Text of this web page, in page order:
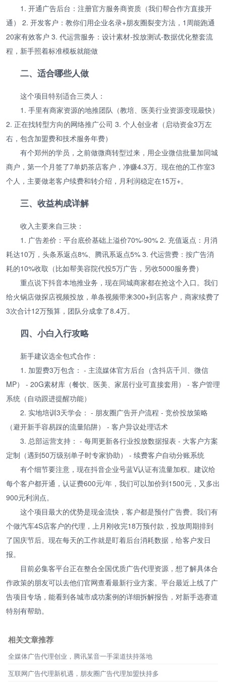
1. 开通广告后台：注册官方服务商资质（我们帮合作方直接开
通） 2. 开发客户：教你们用企业名录+朋友圈裂变方法，1周能跑通
20家有效客户 3. 代运营服务：设计素材-投放测试-数据优化整套流
程，新手照着标准模板就能做
二、适合哪些人做
这个项目特别适合三类人：
1. 手里有商家资源的地推团队（教培、医美行业资源变现最快）
2. 正在找转型方向的网络推广公司 3. 个人创业者（启动资金3万左
右，包含加盟费和技术服务年费）
有个郑州的学员，之前做微商转型过来，用企业微信批量加同城
商户，第一个月签了7单奶茶店客户，净赚4.3万。现在他的工作室3
个人，主要做老客户续费和转介绍，月利润稳定在15万+。
三、收益构成详解
收入主要来自三块：
1. 广告差价：平台底价基础上溢价70%-90% 2. 充值返点：月消
耗达10万，头条系返点8%、腾讯系返点5% 3. 代运营费：按广告消
耗的10%收取（比如帮美容院代投5万广告，另收5000服务费）
重点说下抖音本地推业务，现在同城商家都在抢这个入口。我们
给火锅店做探店视频投放，单条视频带来300+到店客户，商家续费了
3次合计12万预算，团队分成拿了8.4万。
四、小白入行攻略
新手建议选全包式合作：
1. 加盟费3万包含： - 主流媒体官方后台（含抖店千川、微信
MP） - 20G素材库（餐饮、医美、家居行业可直接套用） - 客户管理
系统（自动跟进提醒功能）
2. 实地培训3天学会： - 朋友圈广告开户流程 - 竞价投放策略
（避开新手容易踩的流量陷阱） - 客户异议处理话术
3. 总部运营支持： - 每周更新各行业投放数据报表 - 大客户方案
定制（遇到50万级别单子时专家协助） - 续费客户自动分账系统
有个细节要注意，现在抖音企业号蓝V认证有流量加权。建议给
每个客户都开通，认证费600元/年，我们可以加价到1500元，又多出
900元利润点。
这个项目最大的优势是现金流快，客户都是预付广告费。我们有
个做汽车4S店客户的代理，上月刚收完18万预付款，投放周期排到
了国庆节后。现在每天的工作就是盯着后台消耗数据，给客户发日
报。
目前必集客平台正在整合全国优质广告代理资源，想了解具体合
作政策的朋友可以去他们官网查看最新行业方案。平台最近上线了广
告项目专场，能看到各城市成功案例的详细拆解报告，对新手选赛道
特别有帮助。
相关文章推荐
全媒体广告代理创业，腾讯某音一手渠道扶持落地
互联网广告代理新机遇，朋友圈广告代理加盟扶持多